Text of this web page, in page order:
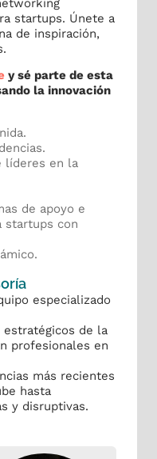
startups. Únete a
de inspiración,
y sé parte de esta
la innovación
líderes en la
de apoyo e
startups con
especializado
de la
profesionales en
más recientes
hasta
y disruptivas.